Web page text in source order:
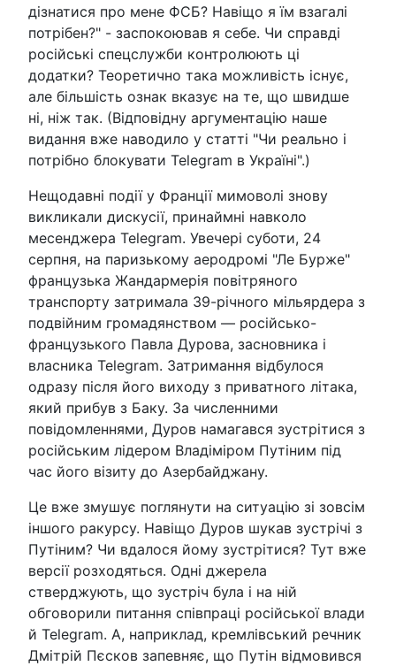
дізнатися про мене ФСБ? Навіщо я їм взагалі
потрібен?" - заспокоював я себе. Чи справді
російські спецслужби контролюють ці
додатки? Теоретично така можливість існує,
але більшість ознак вказує на те, що швидше
ні, ніж так. (Відповідну аргументацію наше
видання вже наводило у статті "Чи реально і
потрібно блокувати Telegram в Україні".)
Нещодавні події у Франції мимоволі знову
викликали дискусії, принаймні навколо
месенджера Telegram. Увечері суботи, 24
серпня, на паризькому аеродромі "Ле Бурже"
французька Жандармерія повітряного
транспорту затримала 39-річного мільярдера з
подвійним громадянством — російсько-
французького Павла Дурова, засновника і
власника Telegram. Затримання відбулося
одразу після його виходу з приватного літака,
який прибув з Баку. За численними
повідомленнями, Дуров намагався зустрітися з
російським лідером Владіміром Путіним під
час його візиту до Азербайджану.
Це вже змушує поглянути на ситуацію зі зовсім
іншого ракурсу. Навіщо Дуров шукав зустрічі з
Путіним? Чи вдалося йому зустрітися? Тут вже
версії розходяться. Одні джерела
стверджують, що зустріч була і на ній
обговорили питання співпраці російської влади
й Telegram. А, наприклад, кремлівський речник
Дмітрій Пєсков запевняє, що Путін відмовився